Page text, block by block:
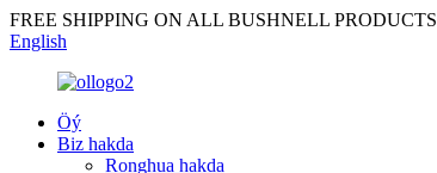
FREE SHIPPING ON ALL BUSHNELL PRODUCTS
English
Öý
Biz hakda
Ronghua hakda